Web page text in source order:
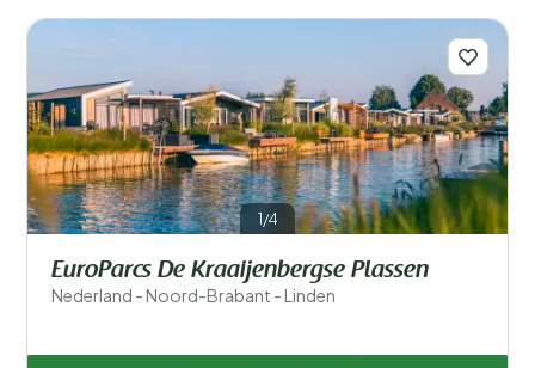
Accommodatiegrootte
Aantal slaapkamers
Aantal badkamers
1/4
EuroParcs De Kraaijenbergse Plassen
Nederland - Noord-Brabant - Linden